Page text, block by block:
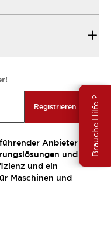
Brauche Hilfe ?
Registrieren
Anbieter
und
und ein
Maschinen und